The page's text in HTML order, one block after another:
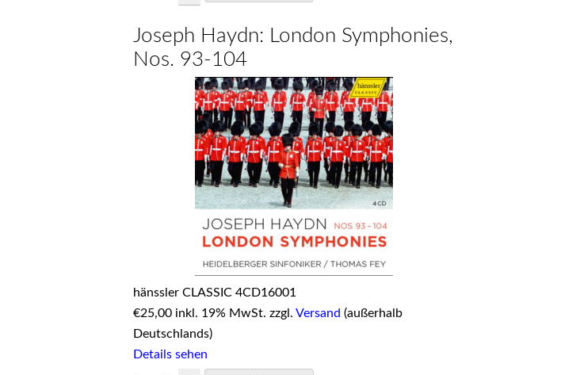
Joseph Haydn: London Symphonies,
Nos. 93-104
hänssler CLASSIC 4CD16001
€25,00 inkl. 19% MwSt. zzgl. Versand (außerhalb
Deutschlands)
Details sehen